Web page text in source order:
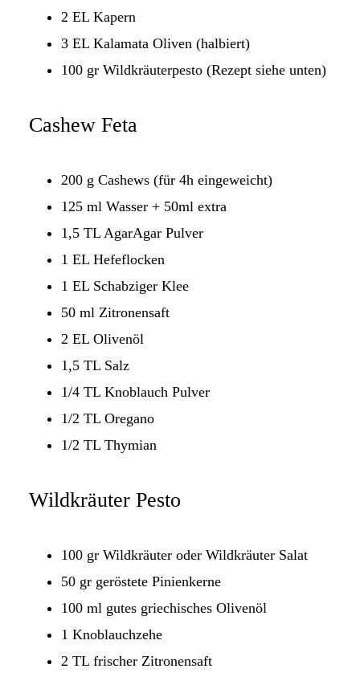
2 EL Kapern
3 EL Kalamata Oliven (halbiert)
100 gr Wildkräuterpesto (Rezept siehe unten)
Cashew Feta
200 g Cashews (für 4h eingeweicht)
125 ml Wasser + 50ml extra
1,5 TL AgarAgar Pulver
1 EL Hefeflocken
1 EL Schabziger Klee
50 ml Zitronensaft
2 EL Olivenöl
1,5 TL Salz
1/4 TL Knoblauch Pulver
1/2 TL Oregano
1/2 TL Thymian
Wildkräuter Pesto
100 gr Wildkräuter oder Wildkräuter Salat
50 gr geröstete Pinienkerne
100 ml gutes griechisches Olivenöl
1 Knoblauchzehe
2 TL frischer Zitronensaft